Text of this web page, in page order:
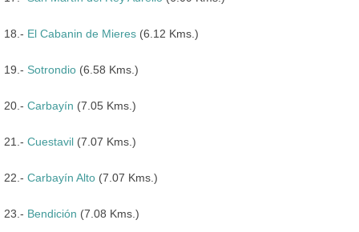
18.- El Cabanin de Mieres (6.12 Kms.)
19.- Sotrondio (6.58 Kms.)
20.- Carbayín (7.05 Kms.)
21.- Cuestavil (7.07 Kms.)
22.- Carbayín Alto (7.07 Kms.)
23.- Bendición (7.08 Kms.)